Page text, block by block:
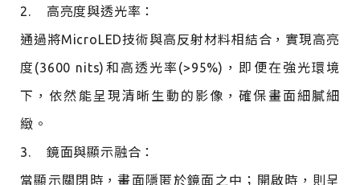
2. 高亮度與透光率：
通過將MicroLED技術與高反射材料相結合，實現高亮
度(3600 nits)和高透光率(>95%)，即便在強光環境
下，依然能呈現清晰生動的影像，確保畫面細膩細
緻。
3. 鏡面與顯示融合：
當顯示關閉時，畫面隱匿於鏡面之中；開啟時，則呈